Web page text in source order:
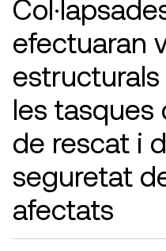
efectuaran
les tasques
de rescat i
seguretat
afectats